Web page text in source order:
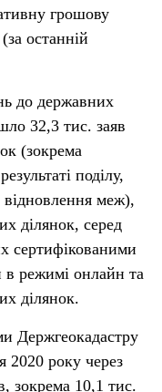
грошову
останній
до державних
32,3 тис. заяв
(зокрема
поділу,
відновлення меж),
ділянок, серед
сертифікованими
в режимі онлайн та
ділянок.
Держгеокадастру
2020 року через
зокрема 10,1 тис.